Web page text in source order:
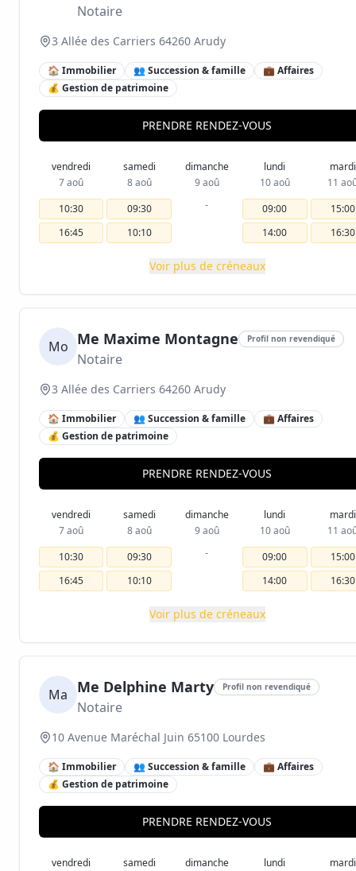
Notaire
3 Allée des Carriers 64260 Arudy
🏠 Immobilier 👥 Succession & famille
💼 Affaires
💰 Gestion de patrimoine
PRENDRE RENDEZ-VOUS
vendredi
7 aoû
10:30
16:45
samedi
8 aoû
09:30
10:10
dimanche
9 aoû
-
lundi
10 aoû
09:00
14:00
mardi
11
15:00
16:30
Voir plus de créneaux
Mo Me Maxime Montagne Profil non revendiqué
Notaire
3 Allée des Carriers 64260 Arudy
🏠 Immobilier 👥 Succession & famille
💼 Affaires
💰 Gestion de patrimoine
PRENDRE RENDEZ-VOUS
vendredi
7 aoû
10:30
16:45
samedi
8 aoû
09:30
10:10
dimanche
9 aoû
-
lundi
10 aoû
09:00
14:00
mardi
11
15:00
16:30
Voir plus de créneaux
Ma Me Delphine Marty Profil non revendiqué
Notaire
10 Avenue Maréchal Juin 65100 Lourdes
🏠 Immobilier 👥 Succession & famille
💼 Affaires
💰 Gestion de patrimoine
PRENDRE RENDEZ-VOUS
vendredi
samedi
dimanche
lundi
mardi